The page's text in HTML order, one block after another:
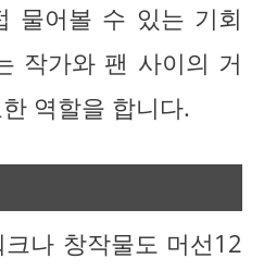
물어볼 수 있는 기회
작가와 팬 사이의 거
역할을 합니다.
나 창작물도 머선12